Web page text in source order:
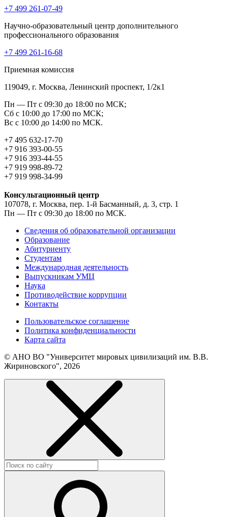
+7 499 261-07-49
Научно-образовательный центр дополнительного
профессионального образования
+7 499 261-16-68
Приемная комиссия
119049, г. Москва, Ленинский проспект, 1/2к1
Пн — Пт с 09:30 до 18:00 по МСК;
Сб с 10:00 до 17:00 по МСК;
Вс с 10:00 до 14:00 по МСК.
+7 495 632-17-70
+7 916 393-00-55
+7 916 393-44-55
+7 919 998-89-72
+7 919 998-34-99
Консультационный центр
107078, г. Москва, пер. 1-й Басманный, д. 3, стр. 1
Пн — Пт с 09:30 до 18:00 по МСК.
Сведения об образовательной организации
Образование
Абитуриенту
Студентам
Международная деятельность
Выпускникам УМЦ
Наука
Противодействие коррупции
Контакты
Пользовательское соглашение
Политика конфиденциальности
Карта сайта
© АНО ВО "Университет мировых цивилизаций им. В.В.
Жириновского", 2026